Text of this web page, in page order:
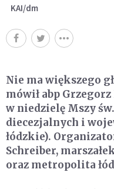
KAI/dm
Nie ma większego
mówił abp
w niedzielę Mszy
diecezjalnych i
łódzkie).
Schreiber,
oraz metropolita